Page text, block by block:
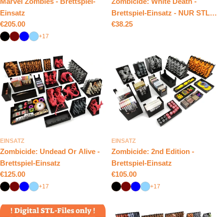
Einsatz
Regulärer
Preis
€205.00
+17
Brettspiel-Einsatz - NUR STL-
DATEIEN
Regulärer
€38.25
EINSATZ
Zombicide: Undead Or Alive -
Brettspiel-Einsatz
Regulärer
Preis
€125.00
+17
EINSATZ
Zombicide: 2nd Edition -
Brettspiel-Einsatz
Regulärer
Preis
€105.00
+17